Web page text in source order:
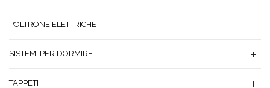
POLTRONE ELETTRICHE
SISTEMI PER DORMIRE
TAPPETI